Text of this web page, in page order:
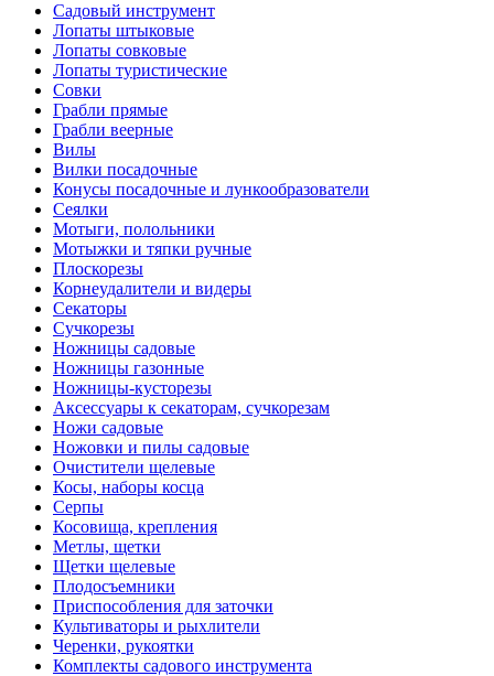
Садовый инструмент
Лопаты штыковые
Лопаты совковые
Лопаты туристические
Совки
Грабли прямые
Грабли веерные
Вилы
Вилки посадочные
Конусы посадочные и лункообразователи
Сеялки
Мотыги, полольники
Мотыжки и тяпки ручные
Плоскорезы
Корнеудалители и видеры
Секаторы
Сучкорезы
Ножницы садовые
Ножницы газонные
Ножницы-кусторезы
Аксессуары к секаторам, сучкорезам
Ножи садовые
Ножовки и пилы садовые
Очистители щелевые
Косы, наборы косца
Серпы
Косовища, крепления
Метлы, щетки
Щетки щелевые
Плодосъемники
Приспособления для заточки
Культиваторы и рыхлители
Черенки, рукоятки
Комплекты садового инструмента